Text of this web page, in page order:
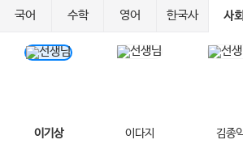
국어 수학 영어 한국사 사회
이기상 이다지 김종